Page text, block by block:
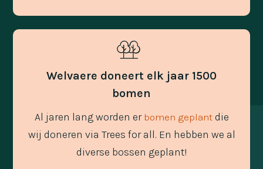
Welvaere doneert elk jaar 1500
bomen
Al jaren lang worden er bomen geplantdie
wij doneren via Trees for all. En hebben we al
diverse bossen geplant!